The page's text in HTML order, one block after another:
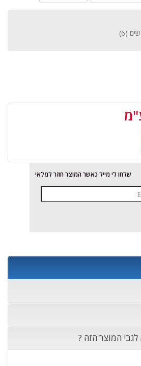
(
6
)
שלחו לי מייל כאשר המוצר חוזר למלאי
לגבי המוצר הזה ?